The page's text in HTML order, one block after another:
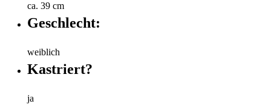
ca. 39 cm
Geschlecht:
weiblich
Kastriert?
ja